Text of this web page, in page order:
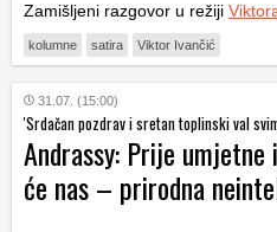
Zamišljeni razgovor u režiji
kolumne satira Viktor Ivančić
31.07. (15:00)
'Srdačan pozdrav i sretan toplinski val
Andrassy: Prije
će nas – prirodna